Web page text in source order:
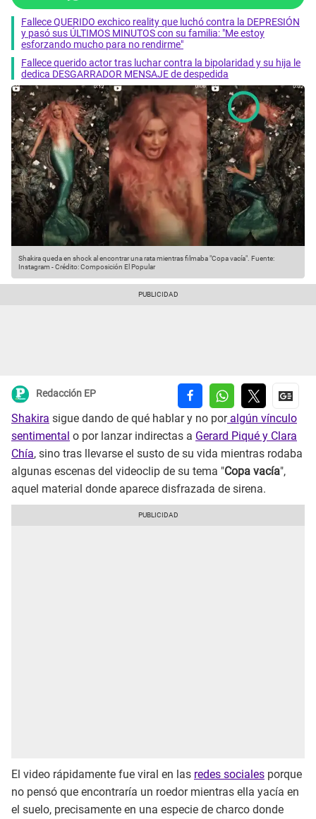
Fallece QUERIDO exchico reality que luchó contra la DEPRESIÓN
y pasó sus ÚLTIMOS MINUTOS con su familia: "Me estoy
esforzando mucho para no rendirme"
Fallece querido actor tras luchar contra la bipolaridad y su hija le
dedica DESGARRADOR MENSAJE de despedida
Shakira queda en shock al encontrar una rata mientras filmaba "Copa vacía". Fuente:
Instagram -Crédito: Composición El Popular
Redacción EP
Shakira sigue dando de qué hablar y no poralgún vínculo
sentimental o por lanzar indirectas a Gerard Piqué y Clara
Chía, sino tras llevarse el susto de su vida mientras rodaba
algunas escenas del videoclip de su tema "Copa vacía",
aquel material donde aparece disfrazada de sirena.
El video rápidamente fue viral en las redes sociales porque
no pensó que encontraría un roedor mientras ella yacía en
el suelo, precisamente en una especie de charco donde